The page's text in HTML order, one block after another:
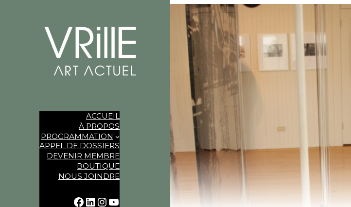
ACCUEIL
À PROPOS
PROGRAMMATION
APPEL DE DOSSIERS
DEVENIR MEMBRE
BOUTIQUE
NOUS JOINDRE
FACEBOOK
LINKEDIN
INSTAGRAM
YOUTUBE